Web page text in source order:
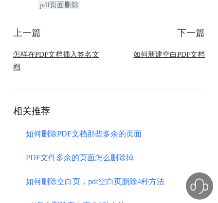
pdf页面删除
上一篇
怎样在PDF文档插入签名文
档
下一篇
如何新建空白PDF文档
相关推荐
如何删除PDF文档那些多余的页面
PDF文件多余的页面怎么删除掉
如何删除空白页，pdf空白页删除4种方法